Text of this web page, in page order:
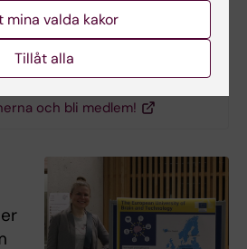
och bli medlem!
mina valda kakor
Tillåt alla